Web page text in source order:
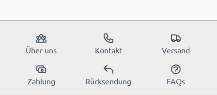
Über uns Kontakt Versand
Zahlung Rücksendung FAQs